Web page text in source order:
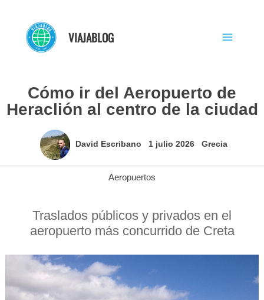
contenido
VIAJABLOG
Cómo ir del Aeropuerto de
Heraclión al centro de la ciudad
David Escribano 1 julio 2026 Grecia
Aeropuertos
Traslados públicos y privados en el
aeropuerto más concurrido de Creta